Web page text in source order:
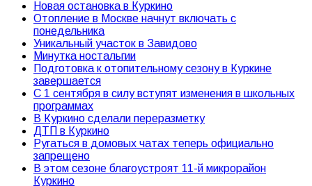
Новая остановка в Куркино
Отопление в Москве начнут включать с
понедельника
Уникальный участок в Завидово
Минутка ностальгии
Подготовка к отопительному сезону в Куркине
завершается
С 1 сентября в силу вступят изменения в школьных
программах
В Куркино сделали переразметку
ДТП в Куркино
Ругаться в домовых чатах теперь официально
запрещено
В этом сезоне благоустроят 11-й микрорайон
Куркино